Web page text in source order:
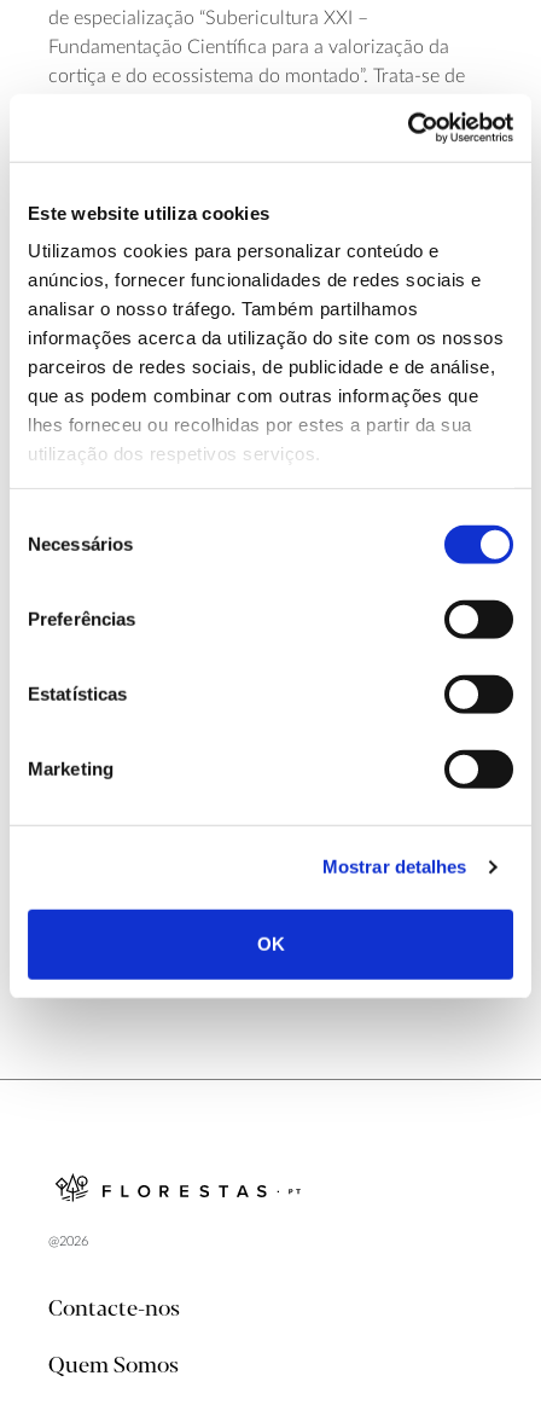
Este website utiliza cookies
Utilizamos cookies para personalizar conteúdo e
anúncios, fornecer funcionalidades de redes sociais e
analisar o nosso tráfego. Também partilhamos
informações acerca da utilização do site com os nossos
parceiros de redes sociais, de publicidade e de análise,
que as podem combinar com outras informações que
lhes forneceu ou recolhidas por estes a partir da sua
utilização dos respetivos serviços.
Necessários
Preferências
Estatísticas
Marketing
Mostrar detalhes
OK
de especialização “Subericultura XXI –
Fundamentação Científica para a valorização da
cortiça e do ecossistema do montado”. Trata-se de
Instituto Superior de Agronomia, que se realizará nos
meses de novembro e dezembro de 2024. Destina-se
ECTS) ou profissionais da área agroflorestal e do
ambiente.
Saber mais
13.07.2026
Genoma do priolo e de outras espécies em risco:
Registar galhas de Trichi em acácia-das-espigas:
cidadãos chamados a ajudar
Natureza e florestas procuram jovens voluntários
@2026
Contacte-nos
Quem Somos